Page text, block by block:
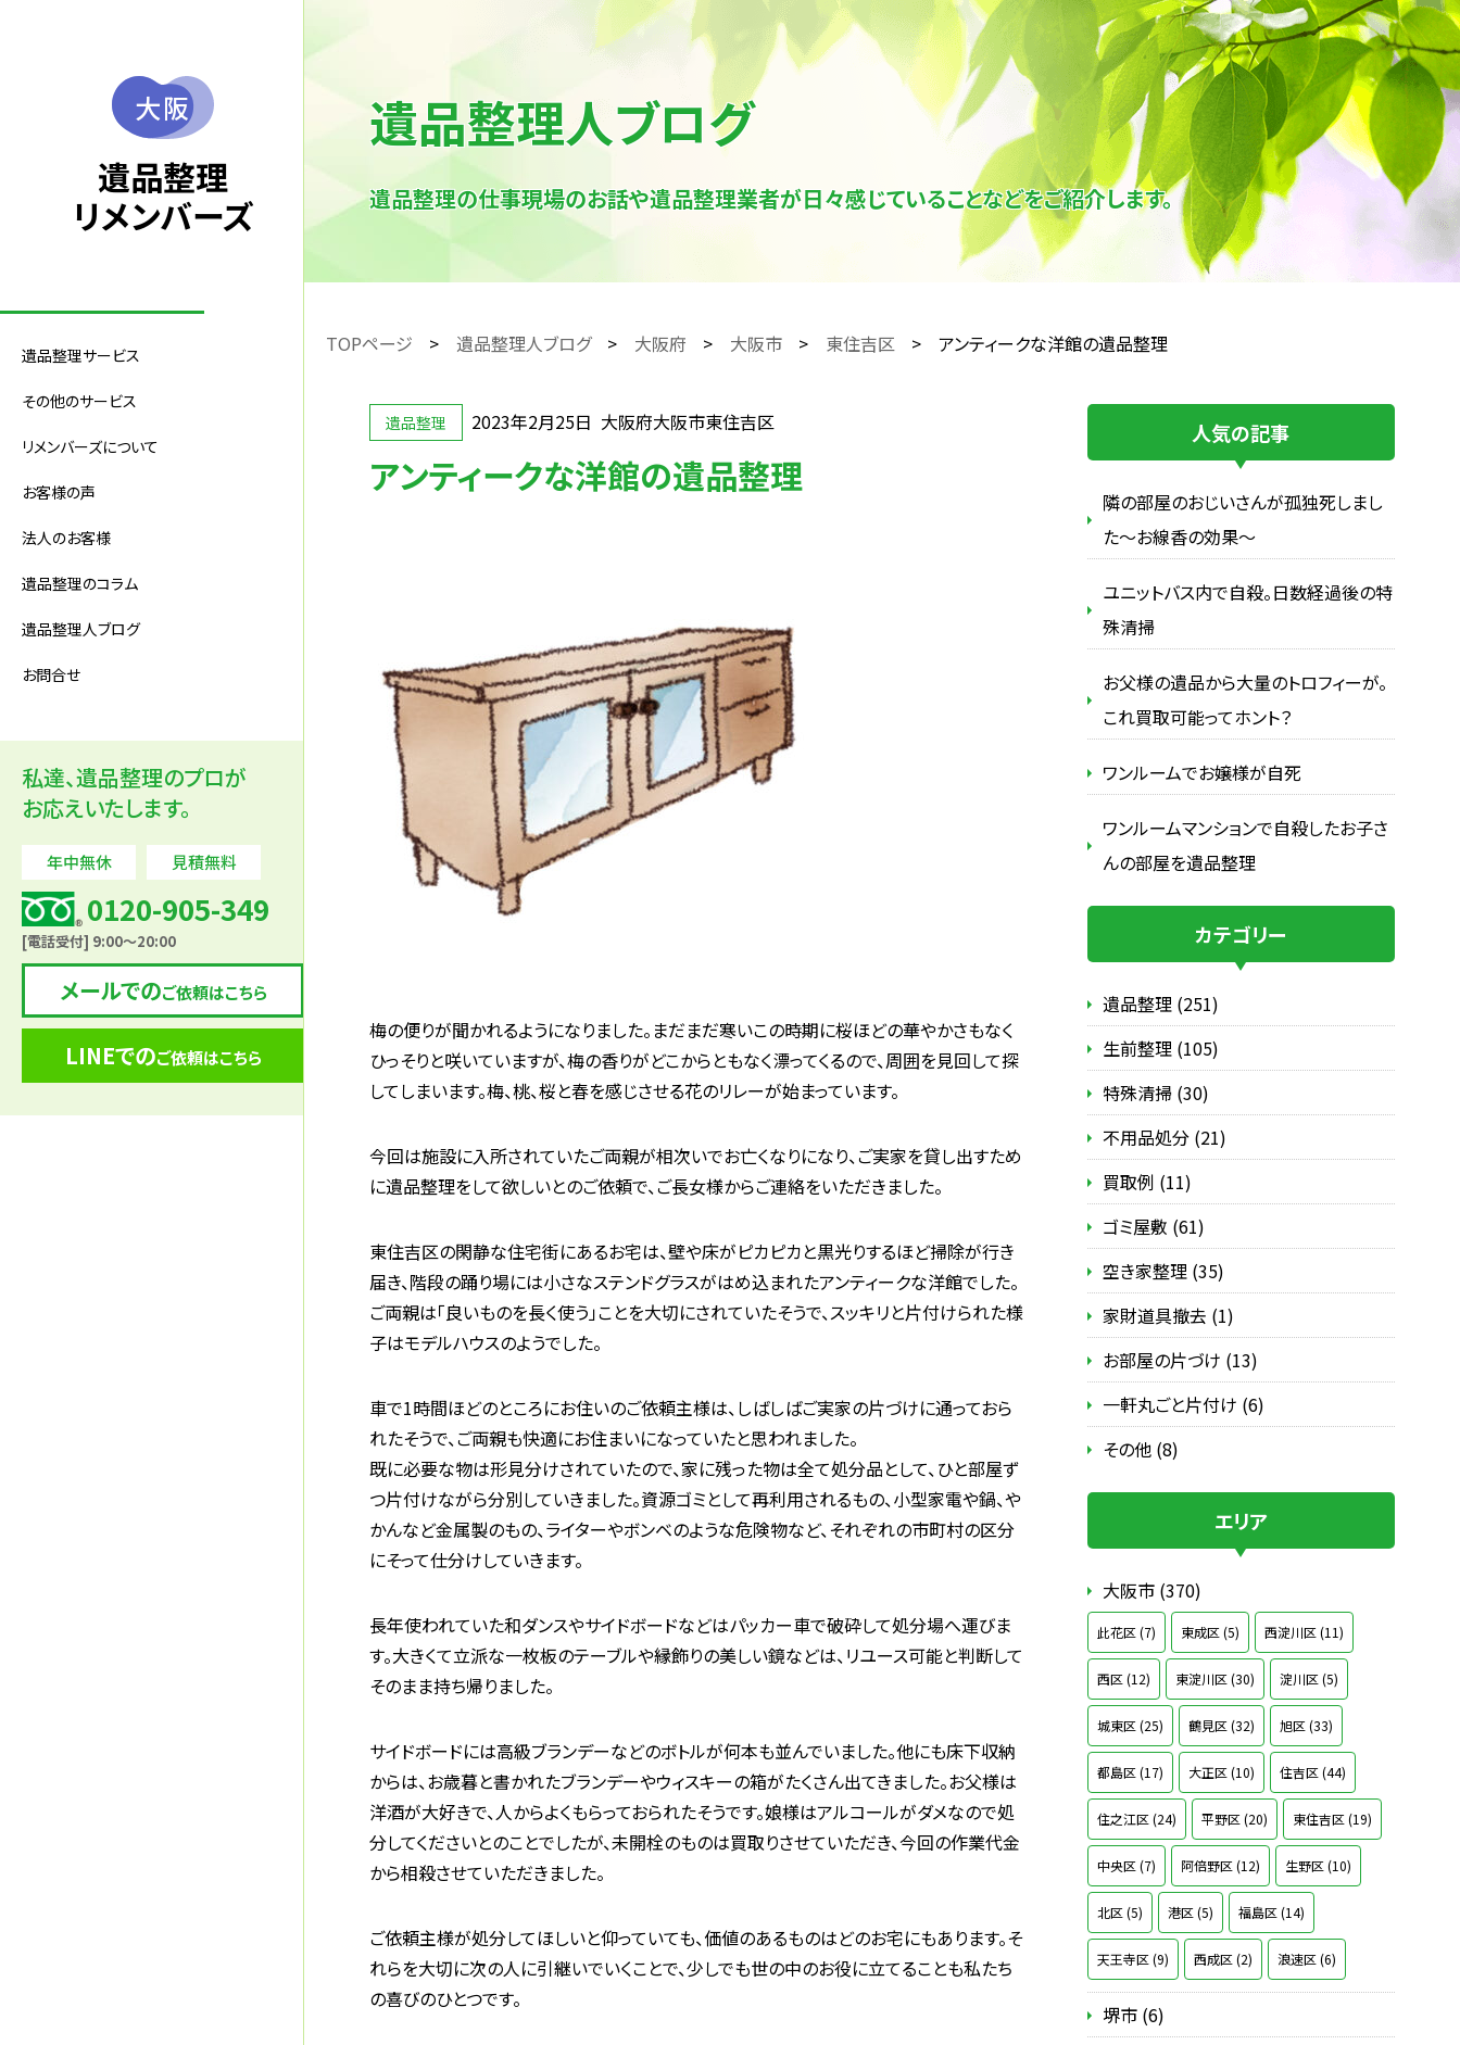
大阪
遺品整理
リメンバーズ
遺品整理サービス
その他のサービス
リメンバーズについて
お客様の声
法人のお客様
遺品整理のコラム
遺品整理人ブログ
お問合せ
私達、遺品整理のプロが
お応えいたします。
年中無休 見積無料
0120-905-349
[電話受付] 9:00～20:00
メールでのご依頼はこちら
LINEでのご依頼はこちら
遺品整理人ブログ
遺品整理の仕事現場のお話や遺品整理業者が日々感じていることなどをご紹介します。
TOPページ 遺品整理人ブログ 大阪府 大阪市 東住吉区 アンティークな洋館の遺品整理
遺品整理 2023年2月25日 大阪府大阪市東住吉区
アンティークな洋館の遺品整理
梅の便りが聞かれるようになりました。まだまだ寒いこの時期に桜ほどの華やかさもなく
ひっそりと咲いていますが、梅の香りがどこからともなく漂ってくるので、周囲を見回して探
してしまいます。梅、桃、桜と春を感じさせる花のリレーが始まっています。
今回は施設に入所されていたご両親が相次いでお亡くなりになり、ご実家を貸し出すため
に遺品整理をして欲しいとのご依頼で、ご長女様からご連絡をいただきました。
東住吉区の閑静な住宅街にあるお宅は、壁や床がピカピカと黒光りするほど掃除が行き
届き、階段の踊り場には小さなステンドグラスがはめ込まれたアンティークな洋館でした。
ご両親は「良いものを長く使う」ことを大切にされていたそうで、スッキリと片付けられた様
子はモデルハウスのようでした。
車で1時間ほどのところにお住いのご依頼主様は、しばしばご実家の片づけに通っておら
れたそうで、ご両親も快適にお住まいになっていたと思われました。
既に必要な物は形見分けされていたので、家に残った物は全て処分品として、ひと部屋ず
つ片付けながら分別していきました。資源ゴミとして再利用されるもの、小型家電や鍋、や
かんなど金属製のもの、ライターやボンベのような危険物など、それぞれの市町村の区分
にそって仕分けしていきます。
長年使われていた和ダンスやサイドボードなどはパッカー車で破砕して処分場へ運びま
す。大きくて立派な一枚板のテーブルや縁飾りの美しい鏡などは、リユース可能と判断して
そのまま持ち帰りました。
サイドボードには高級ブランデーなどのボトルが何本も並んでいました。他にも床下収納
からは、お歳暮と書かれたブランデーやウィスキーの箱がたくさん出てきました。お父様は
洋酒が大好きで、人からよくもらっておられたそうです。娘様はアルコールがダメなので処
分してくださいとのことでしたが、未開栓のものは買取りさせていただき、今回の作業代金
から相殺させていただきました。
ご依頼主様が処分してほしいと仰っていても、価値のあるものはどのお宅にもあります。そ
れらを大切に次の人に引継いでいくことで、少しでも世の中のお役に立てることも私たち
の喜びのひとつです。
人気の記事
隣の部屋のおじいさんが孤独死しまし
た～お線香の効果～
ユニットバス内で自殺。日数経過後の特
殊清掃
お父様の遺品から大量のトロフィーが。
これ買取可能ってホント？
ワンルームでお嬢様が自死
ワンルームマンションで自殺したお子さ
んの部屋を遺品整理
カテゴリー
遺品整理 (251)
生前整理 (105)
特殊清掃 (30)
不用品処分 (21)
買取例 (11)
ゴミ屋敷 (61)
空き家整理 (35)
家財道具撤去 (1)
お部屋の片づけ (13)
一軒丸ごと片付け (6)
その他 (8)
エリア
大阪市 (370)
此花区 (7) 東成区 (5) 西淀川区 (11)
西区 (12) 東淀川区 (30) 淀川区 (5)
城東区 (25) 鶴見区 (32) 旭区 (33)
都島区 (17) 大正区 (10) 住吉区 (44)
住之江区 (24) 平野区 (20) 東住吉区 (19)
中央区 (7) 阿倍野区 (12) 生野区 (10)
北区 (5) 港区 (5) 福島区 (14)
天王寺区 (9) 西成区 (2) 浪速区 (6)
堺市 (6)